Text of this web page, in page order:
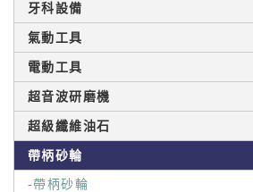
牙科設備
氣動工具
電動工具
超音波研磨機
超級纖維油石
帶柄砂輪
-帶柄砂輪